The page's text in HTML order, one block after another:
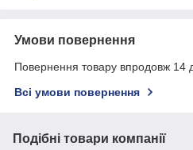
Умови повернення
Повернення товару впродовж 14
Всі умови повернення
Подібні товари компанії